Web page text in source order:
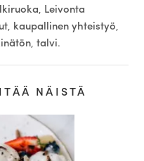
, Leivonta
, kaupallinen yhteistyö,
, talvi.
NÄISTÄ